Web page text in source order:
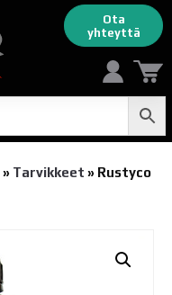
Ota
yhteyttä
» Tarvikkeet » Rustyco